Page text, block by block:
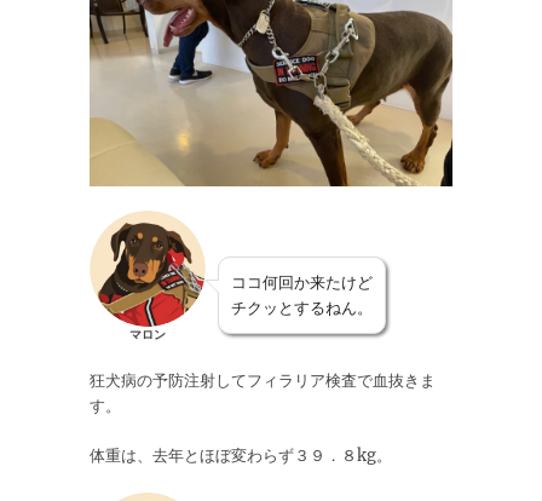
マロン
ココ何回か来たけど
チクッとするねん。
狂犬病の予防注射してフィラリア検査で血抜きま
す。
体重は、去年とほぼ変わらず３９．８kg。